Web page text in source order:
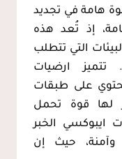
هامة في تجديد
إذ تُعد هذه
التي تتطلب
تتميز ارضيات
على طبقات
لها قوة تحمل
ايبوكسي الخبر
حيث إن